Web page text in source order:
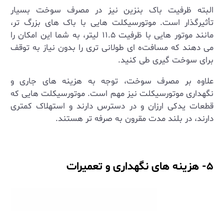
البته ظرفیت باک بنزین نیز در مصرف سوخت بسیار
تأثیرگذار است. موتورسیکلت ‌هایی با باک‌ های بزرگ ‌تر،
مانند موتور ‌هایی با ظرفیت۱۱.۵ لیتر، به شما این امکان را
می‌ دهند که مسافت‌ه ای طولانی ‌تری را بدون نیاز به توقف
برای سوخت‌ گیری طی کنید.
علاوه بر مصرف سوخت، توجه به هزینه‌ های جاری و
نگهداری موتورسیکلت نیز مهم است. موتورسیکلت‌ هایی که
قطعات یدکی ارزان و در دسترس دارند و استهلاک کمتری
دارند، در بلند مدت مقرون به صرفه ‌تر هستند.
۵- هزینه های نگهداری و تعمیرات